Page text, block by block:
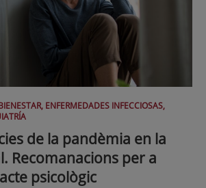
ENFERMEDADES INFECCIOSAS,
de la pandèmia en la
Recomanacions per a
psicològic